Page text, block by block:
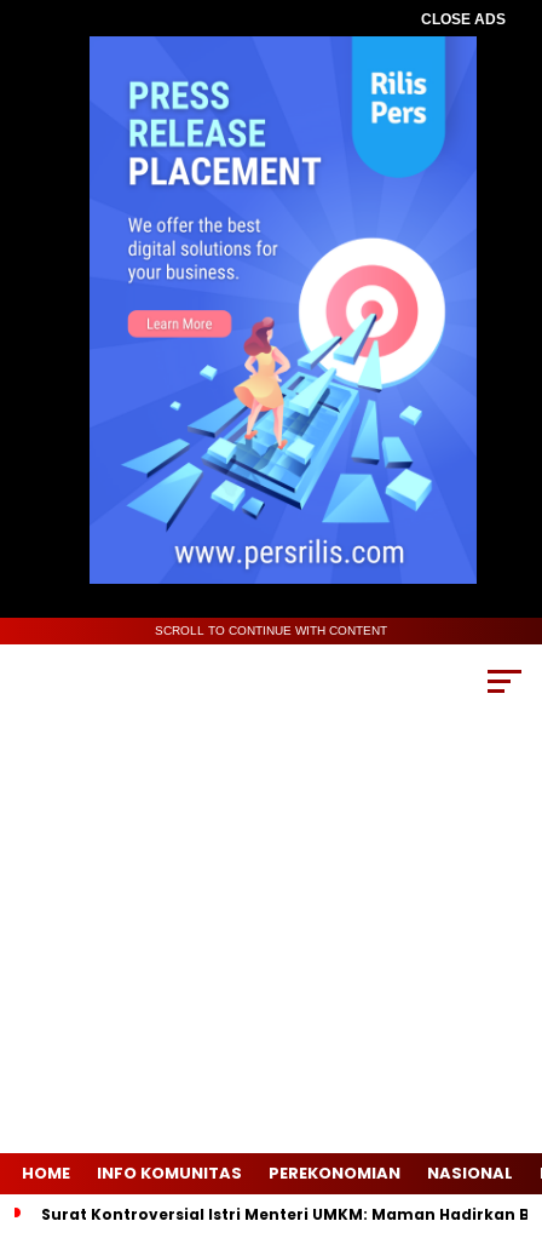
CLOSE ADS
SCROLL TO CONTINUE WITH CONTENT
HOME INFO KOMUNITAS PEREKONOMIAN NASIONAL
Surat Kontroversial Istri Menteri UMKM: Maman Hadirkan